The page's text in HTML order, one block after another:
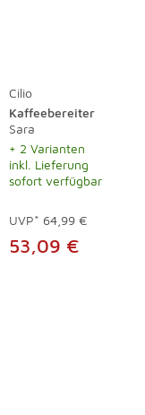
Cilio
Kaffeebereiter
Sara
+ 2 Varianten
inkl. Lieferung
sofort verfügbar
UVP* 64,99 €
53,09 €